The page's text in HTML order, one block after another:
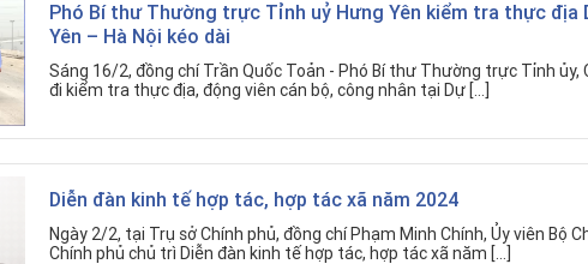
Phó Bí thư Thường trực Tỉnh uỷ Hưng Yên kiểm tra thực địa
Yên – Hà Nội kéo dài
Sáng 16/2, đồng chí Trần Quốc Toản - Phó Bí thư Thường trực Tỉnh ủy,
đi kiểm tra thực địa, động viên cán bộ, công nhân tại Dự […]
Diễn đàn kinh tế hợp tác, hợp tác xã năm 2024
Ngày 2/2, tại Trụ sở Chính phủ, đồng chí Phạm Minh Chính, Ủy viên Bộ
Chính phủ chủ trì Diễn đàn kinh tế hợp tác, hợp tác xã năm […]